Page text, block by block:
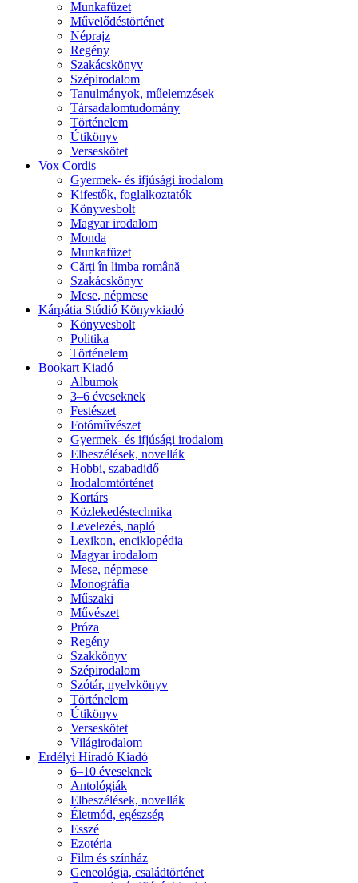
Munkafüzet
Művelődéstörténet
Néprajz
Regény
Szakácskönyv
Szépirodalom
Tanulmányok, műelemzések
Társadalomtudomány
Történelem
Útikönyv
Verseskötet
Vox Cordis
Gyermek- és ifjúsági irodalom
Kifestők, foglalkoztatók
Könyvesbolt
Magyar irodalom
Monda
Munkafüzet
Cărți în limba română
Szakácskönyv
Mese, népmese
Kárpátia Stúdió Könyvkiadó
Könyvesbolt
Politika
Történelem
Bookart Kiadó
Albumok
3–6 éveseknek
Festészet
Fotóművészet
Gyermek- és ifjúsági irodalom
Elbeszélések, novellák
Hobbi, szabadidő
Irodalomtörténet
Kortárs
Közlekedéstechnika
Levelezés, napló
Lexikon, enciklopédia
Magyar irodalom
Mese, népmese
Monográfia
Műszaki
Művészet
Próza
Regény
Szakkönyv
Szépirodalom
Szótár, nyelvkönyv
Történelem
Útikönyv
Verseskötet
Világirodalom
Erdélyi Híradó Kiadó
6–10 éveseknek
Antológiák
Elbeszélések, novellák
Életmód, egészség
Esszé
Ezotéria
Film és színház
Geneológia, családtörténet